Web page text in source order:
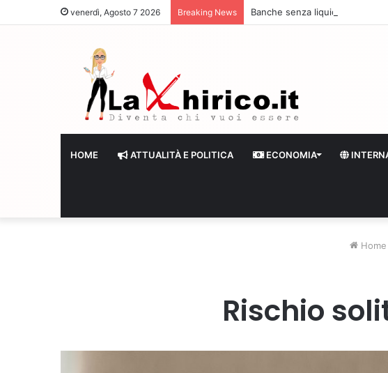
venerdì, Agosto 7 2026 Breaking News Banche senza liquidità e
HOME ATTUALITÀ E POLITICA ECONOMIA
Home
Rischio